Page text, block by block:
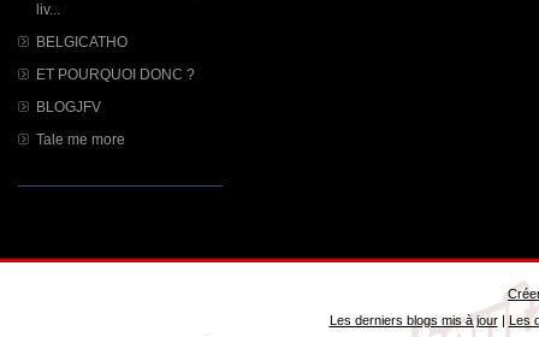
liv...
BELGICATHO
ET POURQUOI DONC ?
BLOGJFV
Tale me more
Les derniers blogs mis à jour| Les